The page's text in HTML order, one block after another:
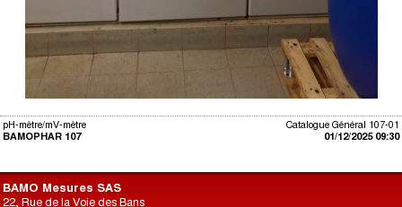
Catalogue Général 107-01
01/12/2025 09:30
pH-mètre/mV-mètre
BAMOPHAR 107
BAMO Mesures SAS
22, Rue de la Voie des Bans